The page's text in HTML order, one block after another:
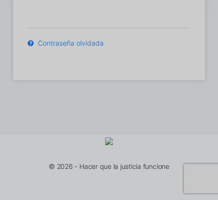
Contraseña olvidada
© 2026 - Hacer que la justicia funcione